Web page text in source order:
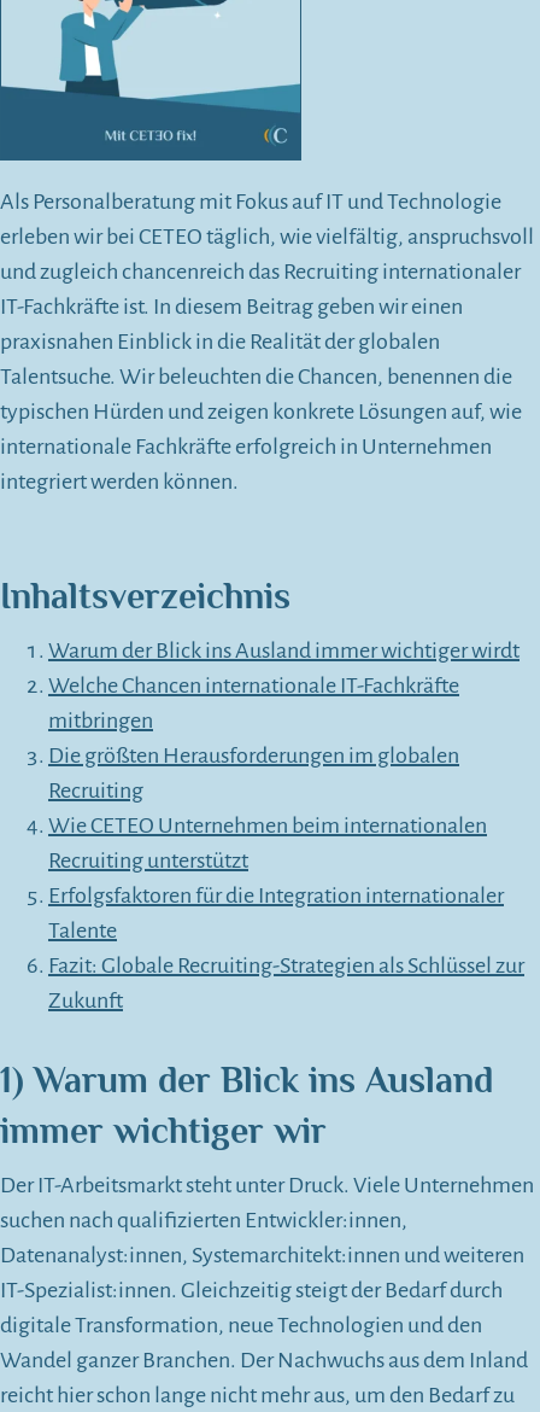
Als Personalberatung mit Fokus auf IT und Technologie
erleben wir bei CETEO täglich, wie vielfältig, anspruchsvoll
und zugleich chancenreich das Recruiting internationaler
IT-Fachkräfte ist. In diesem Beitrag geben wir einen
praxisnahen Einblick in die Realität der globalen
Talentsuche. Wir beleuchten die Chancen, benennen die
typischen Hürden und zeigen konkrete Lösungen auf, wie
internationale Fachkräfte erfolgreich in Unternehmen
integriert werden können.
Inhaltsverzeichnis
Warum der Blick ins Ausland immer wichtiger wirdt
Welche Chancen internationale IT-Fachkräfte
mitbringen
Die größten Herausforderungen im globalen
Recruiting
Wie CETEO Unternehmen beim internationalen
Recruiting unterstützt
Erfolgsfaktoren für die Integration internationaler
Talente
Fazit: Globale Recruiting-Strategien als Schlüssel zur
Zukunft
1) Warum der Blick ins Ausland
immer wichtiger wir
Der IT-Arbeitsmarkt steht unter Druck. Viele Unternehmen
suchen nach qualifizierten Entwickler:innen,
Datenanalyst:innen, Systemarchitekt:innen und weiteren
IT-Spezialist:innen. Gleichzeitig steigt der Bedarf durch
digitale Transformation, neue Technologien und den
Wandel ganzer Branchen. Der Nachwuchs aus dem Inland
reicht hier schon lange nicht mehr aus, um den Bedarf zu